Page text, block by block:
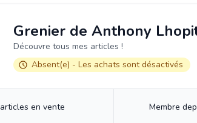
Grenier de Anthony
Découvre tous mes articles !
Absent(e) - Les achats sont désactivés
articles en vente Membre